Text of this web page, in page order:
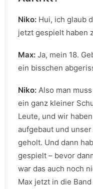
Niko: Hui, ich glaub
jetzt gespielt haben
Max: Ja, mein 18.
ein bisschen
Niko: Also man
ein ganz kleiner
Leute, und wir
aufgebaut und
geholt. Und dann
gespielt – bevor
war das auch noch
Max jetzt in die